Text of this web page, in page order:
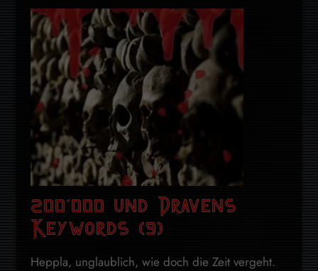
200’000 und Dravens
Keywords (9)
Heppla, unglaublich, wie doch die Zeit vergeht.